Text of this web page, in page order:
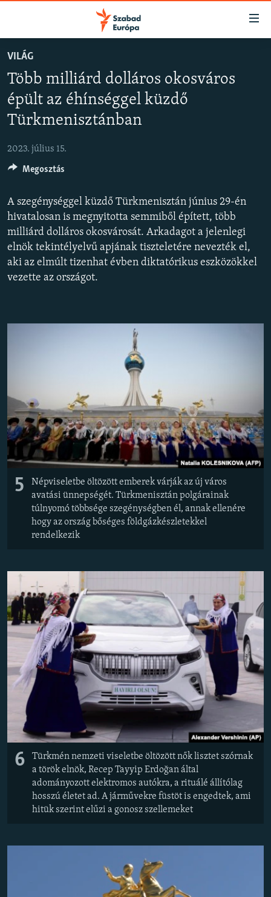
Akadálymentes
Ugrás
fő
oldalra
Ugrás
Ugrás
AKTUÁLIS
PODCASTOK
ELEMZŐ
NER15
SZABADON
TÁRSADALOM
DEMOKRÁCIA
A PÉNZ NYOMÁBAN
EURÓPAI UNIÓ
KLÍMAVÁLTOZÁS
Valamennyi RFE/RL weboldal
VILÁG
Több milliárd dolláros okosváros
épült az éhínséggel küzdő
Türkmenisztánban
2023. július 15.
A szegénységgel küzdő Türkmenisztán június 29-én
hivatalosan is megnyitotta semmiből épített, több
milliárd dolláros okosvárosát. Arkadagot a jelenlegi
elnök tekintélyelvű apjának tiszteletére nevezték el,
aki az elmúlt tizenhat évben diktatórikus eszközökkel
vezette az országot.
5
Népviseletbe öltözött emberek várják az új város
avatási ünnepségét. Türkmenisztán polgárainak
túlnyomó többsége szegénységben él, annak ellenére
hogy az ország bőséges földgázkészletekkel
rendelkezik
6
Türkmén nemzeti viseletbe öltözött nők lisztet szórnak
a török elnök, Recep Tayyip Erdoğan által
adományozott elektromos autókra, a rituálé állítólag
hosszú életet ad. A járművekre füstöt is engedtek, ami
hitük szerint elűzi a gonosz szellemeket
Megosztás
FELIRATKOZÁS